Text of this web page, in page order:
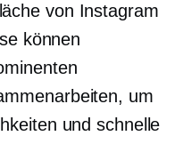
von Instagram
können
um
und schnelle